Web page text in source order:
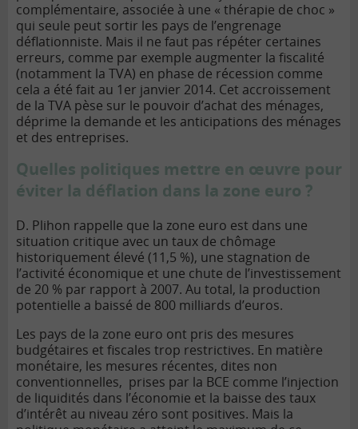
complémentaire, associée à une « thérapie de choc »
qui seule peut sortir les pays de l’engrenage
déflationniste. Mais il ne faut pas répéter certaines
erreurs, comme par exemple augmenter la fiscalité
(notamment la TVA) en phase de récession comme
cela a été fait au 1er janvier 2014. Cet accroissement
de la TVA pèse sur le pouvoir d’achat des ménages,
déprime la demande et les anticipations des ménages
et des entreprises.
Quelles politiques mettre en œuvre pour
éviter la déflation dans la zone euro ?
D. Plihon rappelle que la zone euro est dans une
situation critique avec un taux de chômage
historiquement élevé (11,5 %), une stagnation de
l’activité économique et une chute de l’investissement
de 20 % par rapport à 2007. Au total, la production
potentielle a baissé de 800 milliards d’euros.
Les pays de la zone euro ont pris des mesures
budgétaires et fiscales trop restrictives. En matière
monétaire, les mesures récentes, dites non
conventionnelles, prises par la BCE comme l’injection
de liquidités dans l’économie et la baisse des taux
d’intérêt au niveau zéro sont positives. Mais la